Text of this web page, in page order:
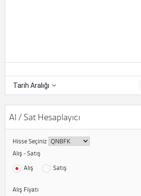
Al / Sat Hesaplayıcı
Hisse Seçiniz
Alış - Satış
Alış
Satış
Alış Fiyatı